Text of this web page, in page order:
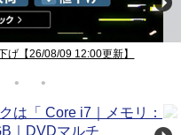
げ【26/08/09 12:00更新】